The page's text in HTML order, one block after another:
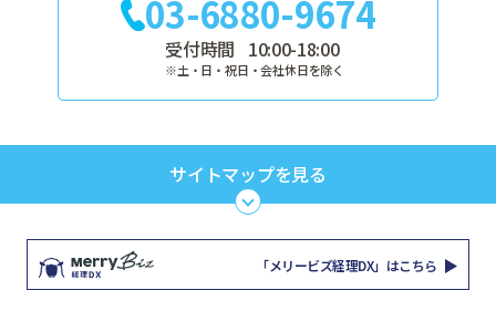
03-6880-9674
受付時間 10:00-18:00
※土・日・祝日・会社休日を除く
サイトマップを見る
TOP
セミナー
解決すること
「メリービズ経理DX」はこちら